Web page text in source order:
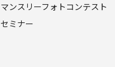
マンスリーフォトコンテスト
セミナー